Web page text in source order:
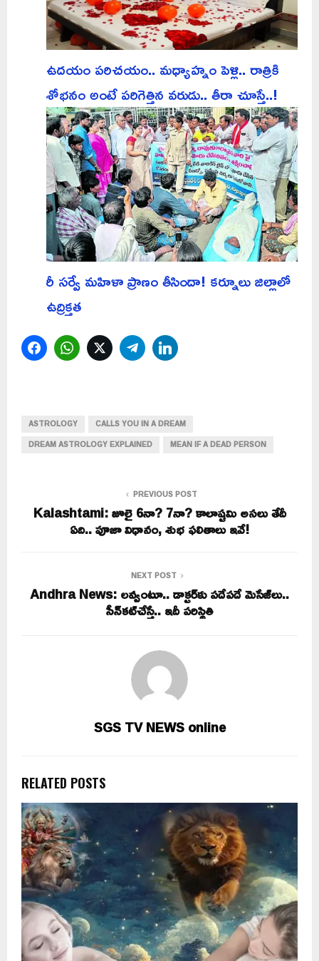
ఉదయం పరిచయం.. మధ్యాహ్నం పెళ్లి.. రాత్రికి
శోభనం అంటే పరిగెత్తిన వరుడు.. తీరా చూస్తే..!
రీ సర్వే మహిళా ప్రాణం తీసిందా! కర్నూలు జిల్లాలో
ఉద్రిక్తత
FacebookWhatsAppTwitterTelegram
ASTROLOGY
CALLS YOU IN A DREAM
DREAM ASTROLOGY EXPLAINED
MEAN IF A DEAD PERSON
PREVIOUS POST
Kalashtami: జూలై 6నా? 7నా? కాలాష్టమి అసలు తేదీ
ఏది.. పూజా విధానం, శుభ ఫలితాలు ఇవే!
NEXT POST
Andhra News: లవ్వంటూ.. డాక్టర్‌కు పదేపదే మెసేజ్‌లు..
సీన్‌కట్‌చేస్తే.. ఇదీ పరిస్థితి
SGS TV NEWS online
RELATED POSTS